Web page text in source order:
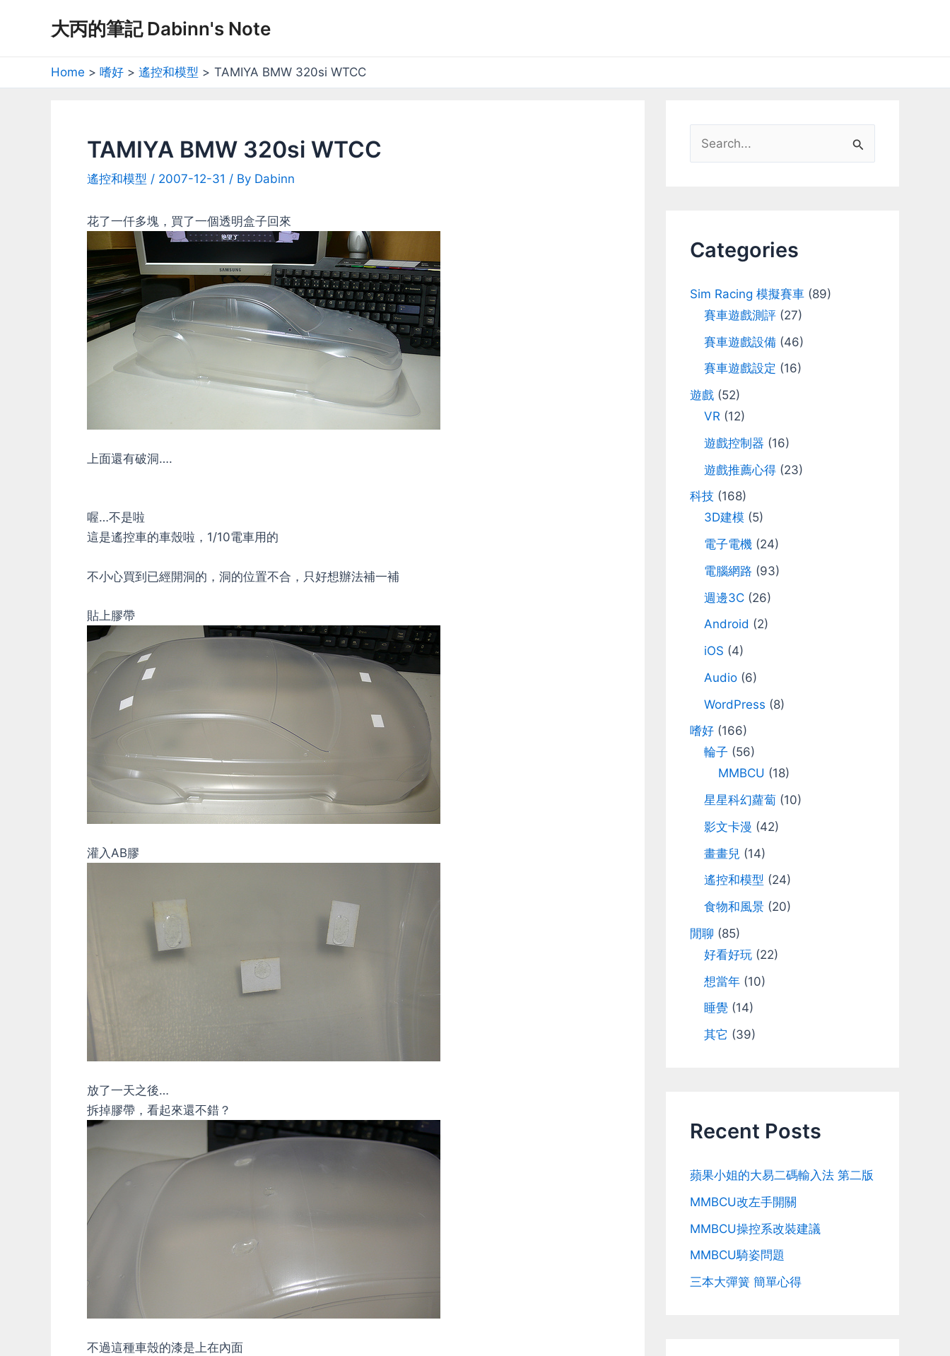
大丙的筆記 Dabinn's Note
Home 嗜好 遙控和模型 TAMIYA BMW 320si WTCC
TAMIYA BMW 320si WTCC
遙控和模型 / 2007-12-31 / By Dabinn
花了一仟多塊，買了一個透明盒子回來
上面還有破洞….
喔…不是啦
這是遙控車的車殼啦，1/10電車用的
不小心買到已經開洞的，洞的位置不合，只好想辦法補一補
貼上膠帶
灌入AB膠
放了一天之後…
拆掉膠帶，看起來還不錯？
不過這種車殼的漆是上在內面
e
h
Categories
Sim Racing 模擬賽車 (89)
賽車遊戲測評 (27)
賽車遊戲設備 (46)
賽車遊戲設定 (16)
遊戲 (52)
VR (12)
遊戲控制器 (16)
遊戲推薦心得 (23)
科技 (168)
3D建模 (5)
電子電機 (24)
電腦網路 (93)
週邊3C (26)
Android (2)
iOS (4)
Audio (6)
WordPress (8)
嗜好 (166)
輪子 (56)
MMBCU (18)
星星科幻蘿蔔 (10)
影文卡漫 (42)
畫畫兒 (14)
遙控和模型 (24)
食物和風景 (20)
閒聊 (85)
好看好玩 (22)
想當年 (10)
睡覺 (14)
其它 (39)
Recent Posts
蘋果小姐的大易二碼輸入法 第二版
MMBCU改左手開關
MMBCU操控系改裝建議
MMBCU騎姿問題
三本大彈簧 簡單心得